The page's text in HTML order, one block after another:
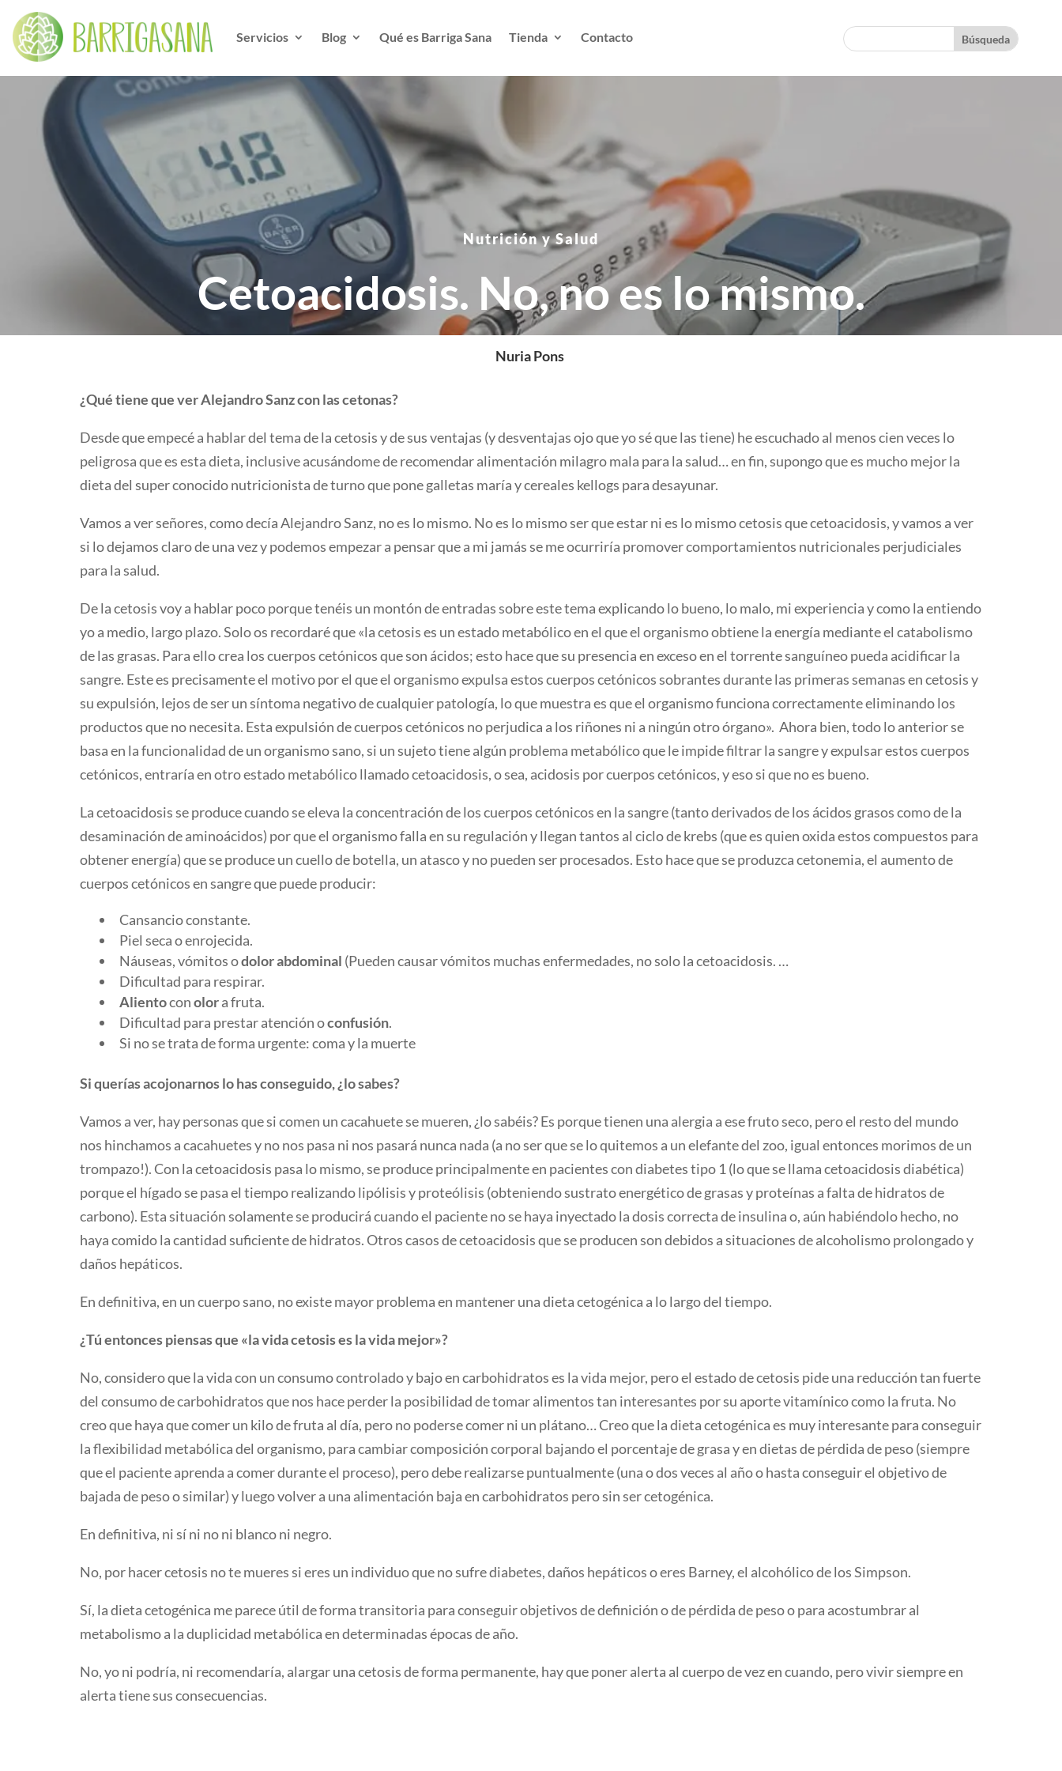
Servicios Blog Qué es Barriga Sana Tienda Contacto
Nutrición y Salud
Cetoacidosis. No, no es lo mismo.
Nuria Pons
¿Qué tiene que ver Alejandro Sanz con las cetonas?
Desde que empecé a hablar del tema de la cetosis y de sus ventajas (y desventajas ojo que yo sé que las tiene) he escuchado al menos cien veces lo
peligrosa que es esta dieta, inclusive acusándome de recomendar alimentación milagro mala para la salud… en fin, supongo que es mucho mejor la
dieta del super conocido nutricionista de turno que pone galletas maría y cereales kellogs para desayunar.
Vamos a ver señores, como decía Alejandro Sanz, no es lo mismo. No es lo mismo ser que estar ni es lo mismo cetosis que cetoacidosis, y vamos a ver
si lo dejamos claro de una vez y podemos empezar a pensar que a mi jamás se me ocurriría promover comportamientos nutricionales perjudiciales
para la salud.
De la cetosis voy a hablar poco porque tenéis un montón de entradas sobre este tema explicando lo bueno, lo malo, mi experiencia y como la entiendo
yo a medio, largo plazo. Solo os recordaré que «la cetosis es un estado metabólico en el que el organismo obtiene la energía mediante el catabolismo
de las grasas. Para ello crea los cuerpos cetónicos que son ácidos; esto hace que su presencia en exceso en el torrente sanguíneo pueda acidificar la
sangre. Este es precisamente el motivo por el que el organismo expulsa estos cuerpos cetónicos sobrantes durante las primeras semanas en cetosis y
su expulsión, lejos de ser un síntoma negativo de cualquier patología, lo que muestra es que el organismo funciona correctamente eliminando los
productos que no necesita. Esta expulsión de cuerpos cetónicos no perjudica a los riñones ni a ningún otro órgano». Ahora bien, todo lo anterior se
basa en la funcionalidad de un organismo sano, si un sujeto tiene algún problema metabólico que le impide filtrar la sangre y expulsar estos cuerpos
cetónicos, entraría en otro estado metabólico llamado cetoacidosis, o sea, acidosis por cuerpos cetónicos, y eso si que no es bueno.
La cetoacidosis se produce cuando se eleva la concentración de los cuerpos cetónicos en la sangre (tanto derivados de los ácidos grasos como de la
desaminación de aminoácidos) por que el organismo falla en su regulación y llegan tantos al ciclo de krebs (que es quien oxida estos compuestos para
obtener energía) que se produce un cuello de botella, un atasco y no pueden ser procesados. Esto hace que se produzca cetonemia, el aumento de
cuerpos cetónicos en sangre que puede producir:
Cansancio constante.
Piel seca o enrojecida.
Náuseas, vómitos odolor abdominal (Pueden causar vómitos muchas enfermedades, no solo la cetoacidosis. …
Dificultad para respirar.
Alientoconolora fruta.
Dificultad para prestar atención oconfusión.
Si no se trata de forma urgente: coma y la muerte
Si querías acojonarnos lo has conseguido, ¿lo sabes?
Vamos a ver, hay personas que si comen un cacahuete se mueren, ¿lo sabéis? Es porque tienen una alergia a ese fruto seco, pero el resto del mundo
nos hinchamos a cacahuetes y no nos pasa ni nos pasará nunca nada (a no ser que se lo quitemos a un elefante del zoo, igual entonces morimos de un
trompazo!). Con la cetoacidosis pasa lo mismo, se produce principalmente en pacientes con diabetes tipo 1 (lo que se llama cetoacidosis diabética)
porque el hígado se pasa el tiempo realizando lipólisis y proteólisis (obteniendo sustrato energético de grasas y proteínas a falta de hidratos de
carbono). Esta situación solamente se producirá cuando el paciente no se haya inyectado la dosis correcta de insulina o, aún habiéndolo hecho, no
haya comido la cantidad suficiente de hidratos. Otros casos de cetoacidosis que se producen son debidos a situaciones de alcoholismo prolongado y
daños hepáticos.
En definitiva, en un cuerpo sano, no existe mayor problema en mantener una dieta cetogénica a lo largo del tiempo.
¿Tú entonces piensas que «la vida cetosis es la vida mejor»?
No, considero que la vida con un consumo controlado y bajo en carbohidratos es la vida mejor, pero el estado de cetosis pide una reducción tan fuerte
del consumo de carbohidratos que nos hace perder la posibilidad de tomar alimentos tan interesantes por su aporte vitamínico como la fruta. No
creo que haya que comer un kilo de fruta al día, pero no poderse comer ni un plátano… Creo que la dieta cetogénica es muy interesante para conseguir
la flexibilidad metabólica del organismo, para cambiar composición corporal bajando el porcentaje de grasa y en dietas de pérdida de peso (siempre
que el paciente aprenda a comer durante el proceso), pero debe realizarse puntualmente (una o dos veces al año o hasta conseguir el objetivo de
bajada de peso o similar) y luego volver a una alimentación baja en carbohidratos pero sin ser cetogénica.
En definitiva, ni sí ni no ni blanco ni negro.
No, por hacer cetosis no te mueres si eres un individuo que no sufre diabetes, daños hepáticos o eres Barney, el alcohólico de los Simpson.
Sí, la dieta cetogénica me parece útil de forma transitoria para conseguir objetivos de definición o de pérdida de peso o para acostumbrar al
metabolismo a la duplicidad metabólica en determinadas épocas de año.
No, yo ni podría, ni recomendaría, alargar una cetosis de forma permanente, hay que poner alerta al cuerpo de vez en cuando, pero vivir siempre en
alerta tiene sus consecuencias.